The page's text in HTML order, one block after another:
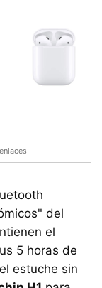
del
el
5 horas de
estuche sin